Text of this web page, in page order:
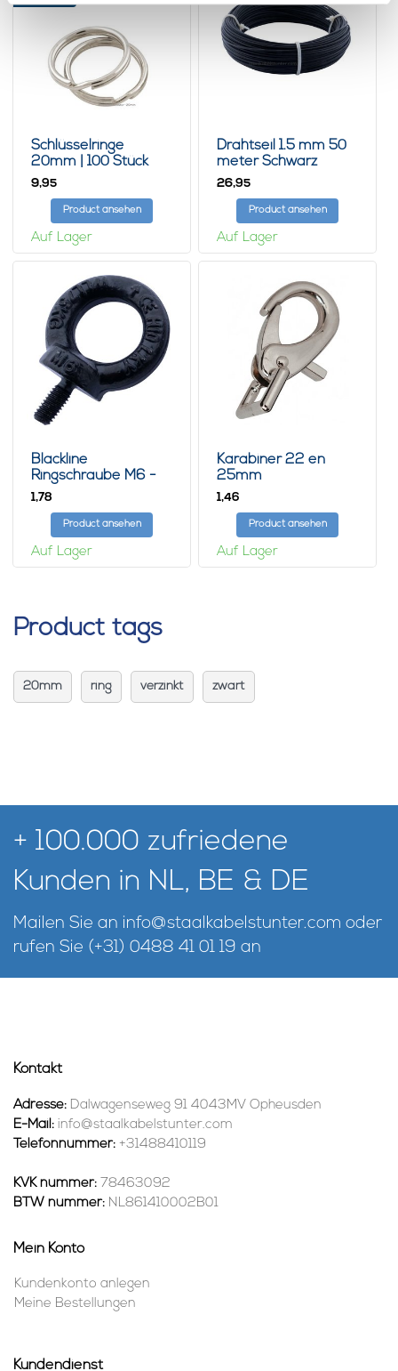
Schlüsselringe
20mm | 100 Stück
9,95
Product ansehen
Auf Lager
Drahtseil 1.5 mm 50
meter Schwarz
26,95
Product ansehen
Auf Lager
Blackline
Ringschraube M6 -
Schwarz
1,78
Product ansehen
Auf Lager
Karabiner 22 en
25mm
1,46
Product ansehen
Auf Lager
Product tags
20mm ring verzinkt zwart
+ 100.000 zufriedene
Kunden in NL, BE & DE
Mailen Sie an info@staalkabelstunter.com oder
rufen Sie (+31) 0488 41 01 19 an
Kontakt
Adresse: Dalwagenseweg 91 4043MV Opheusden
E-Mail: info@staalkabelstunter.com
Telefonnummer: +31488410119
KVK nummer: 78463092
BTW nummer: NL861410002B01
Mein Konto
Kundenkonto anlegen
Meine Bestellungen
Kundendienst